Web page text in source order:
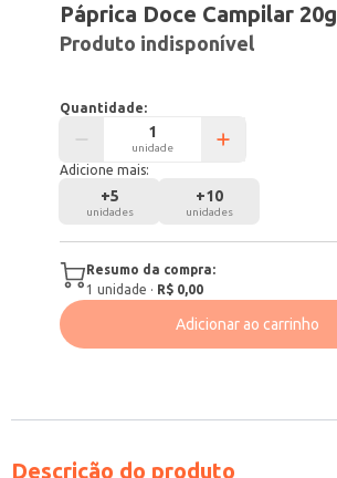
Páprica Doce Campilar 20g
Produto indisponível
Quantidade:
unidade
Adicione mais:
+5
unidades
+10
unidades
Resumo da compra:
1 unidade · R$ 0,00
Adicionar ao carrinho
Descrição do produto